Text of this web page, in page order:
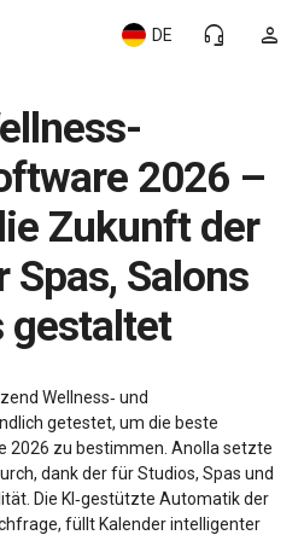
person
headset_mic
DE
2026 –
Zukunft der
Spas, Salons
gestaltet
Wellness‑ und
getestet, um die beste
2026 zu bestimmen. Anolla setzte
dank der für Studios, Spas und
Die KI‑gestützte Automatik der
füllt Kalender intelligenter